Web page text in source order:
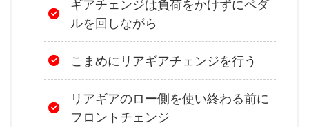
ギアチェンジは負荷をかけずにペダ
ルを回しながら
こまめにリアギアチェンジを行う
リアギアのロー側を使い終わる前に
フロントチェンジ